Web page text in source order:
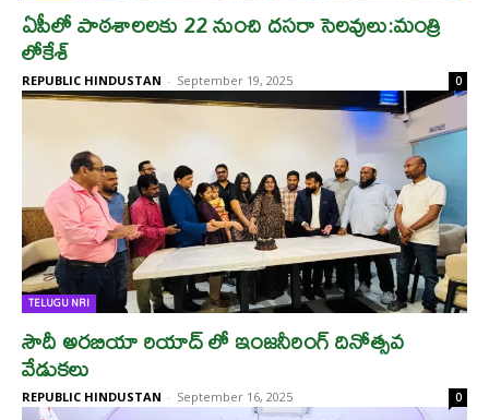
ఏపీలో పాఠశాలలకు 22 నుంచి దసరా సెలవులు:మంత్రి
లోకేశ్‌
REPUBLIC HINDUSTAN - September 19, 2025 0
TELUGU NRI
సౌదీ అరబియా రియాద్ లో ఇంజనీరింగ్ దినోత్సవ
వేడుకలు
REPUBLIC HINDUSTAN - September 16, 2025 0